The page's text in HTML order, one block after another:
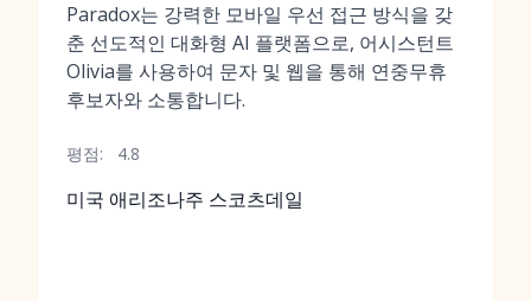
Paradox는 강력한 모바일 우선 접근 방식을 갖
춘 선도적인 대화형 AI 플랫폼으로, 어시스턴트
Olivia를 사용하여 문자 및 웹을 통해 연중무휴
후보자와 소통합니다.
평점: 4.8
미국 애리조나주 스코츠데일